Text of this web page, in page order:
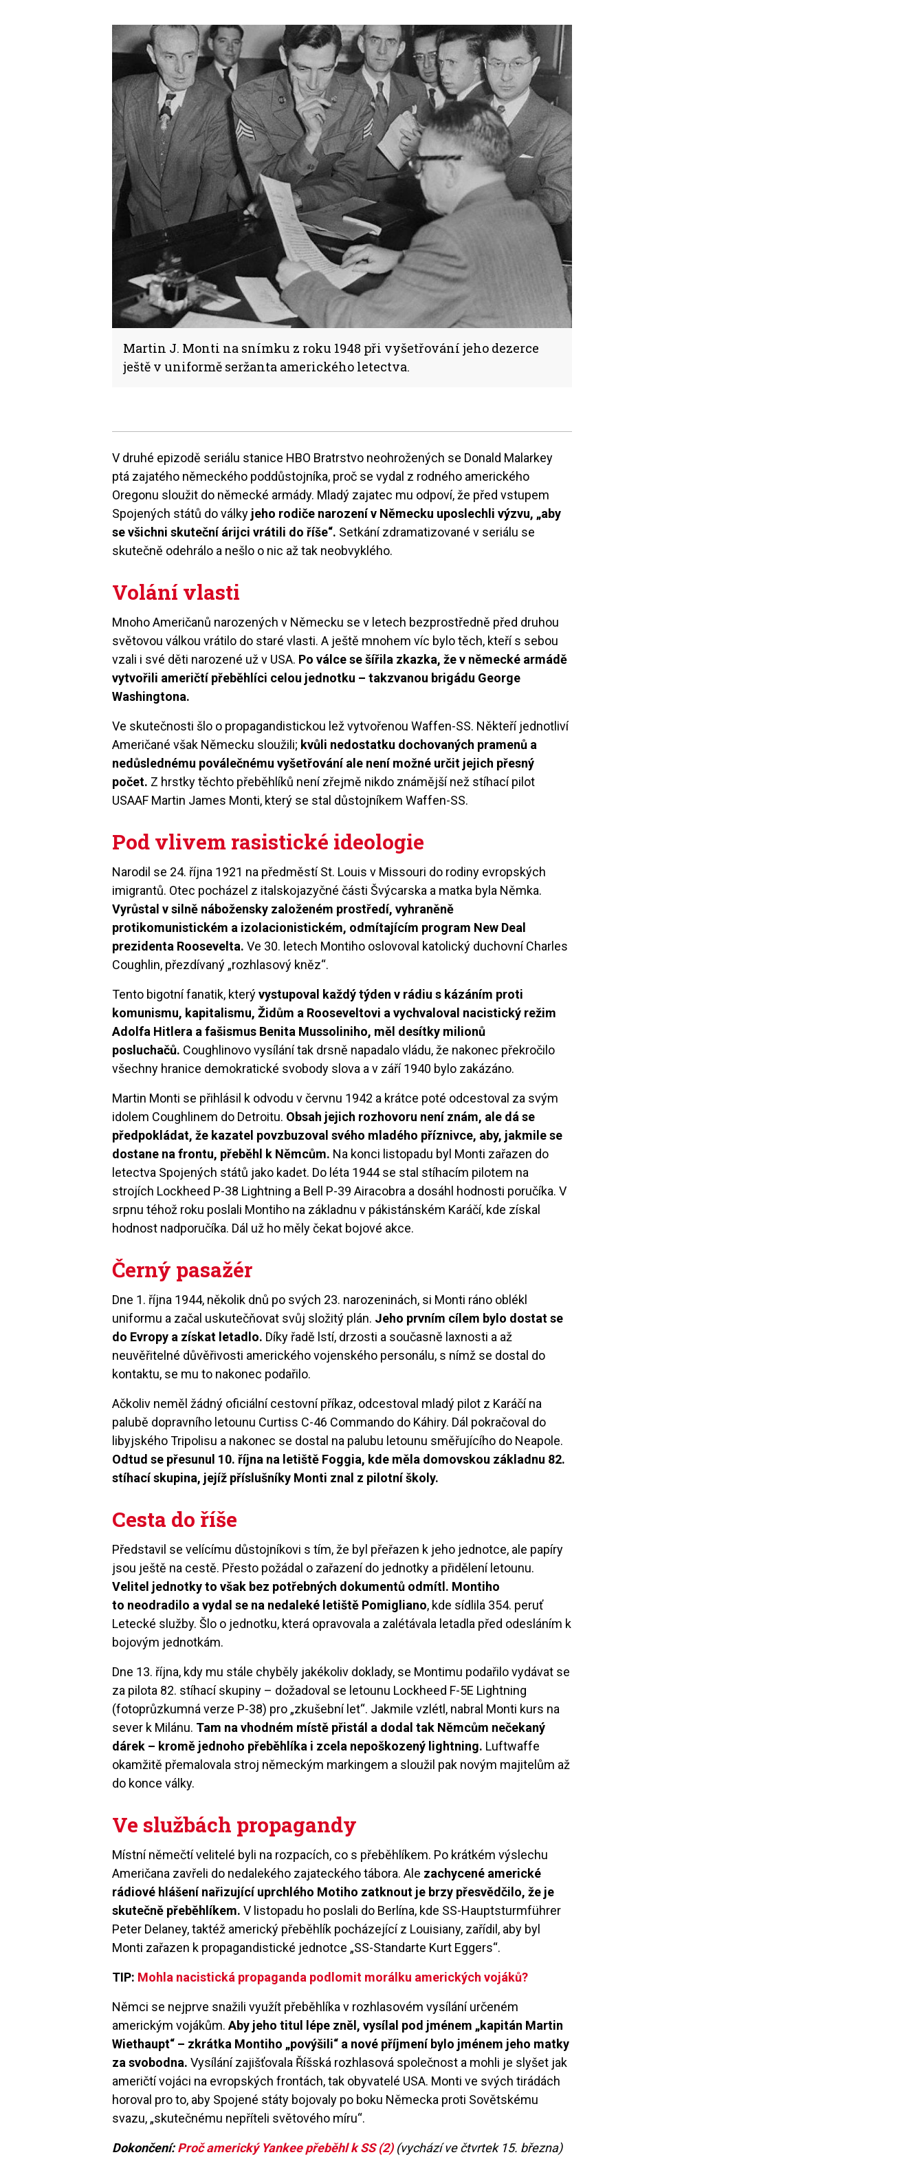
Martin J. Monti na snímku z roku 1948 při vyšetřování jeho dezerce
ještě v uniformě seržanta amerického letectva.
V druhé epizodě seriálu stanice HBO Bratrstvo neohrožených se Donald Malarkey
ptá zajatého německého poddůstojníka, proč se vydal z rodného amerického
Oregonu sloužit do německé armády. Mladý zajatec mu odpoví, že před vstupem
Spojených států do války jeho rodiče narození v Německu uposlechli výzvu, „aby
se všichni skuteční árijci vrátili do říše“. Setkání zdramatizované v seriálu se
skutečně odehrálo a nešlo o nic až tak neobvyklého.
Volání vlasti
Mnoho Američanů narozených v Německu se v letech bezprostředně před druhou
světovou válkou vrátilo do staré vlasti. A ještě mnohem víc bylo těch, kteří s sebou
vzali i své děti narozené už v USA. Po válce se šířila zkazka, že v německé armádě
vytvořili američtí přeběhlíci celou jednotku – takzvanou brigádu George
Washingtona.
Ve skutečnosti šlo o propagandistickou lež vytvořenou Waffen-SS. Někteří jednotliví
Američané však Německu sloužili; kvůli nedostatku dochovaných pramenů a
nedůslednému poválečnému vyšetřování ale není možné určit jejich přesný
počet. Z hrstky těchto přeběhlíků není zřejmě nikdo známější než stíhací pilot
USAAF Martin James Monti, který se stal důstojníkem Waffen-SS.
Pod vlivem rasistické ideologie
Narodil se 24. října 1921 na předměstí St. Louis v Missouri do rodiny evropských
imigrantů. Otec pocházel z italskojazyčné části Švýcarska a matka byla Němka.
Vyrůstal v silně nábožensky založeném prostředí, vyhraněně
protikomunistickém a izolacionistickém, odmítajícím program New Deal
prezidenta Roosevelta. Ve 30. letech Montiho oslovoval katolický duchovní Charles
Coughlin, přezdívaný „rozhlasový kněz“.
Tento bigotní fanatik, kterývystupoval každý týden v rádiu s kázáním proti
komunismu, kapitalismu, Židům a Rooseveltovi a vychvaloval nacistický režim
Adolfa Hitlera a fašismus Benita Mussoliniho, měl desítky milionů
posluchačů. Coughlinovo vysílání tak drsně napadalo vládu, že nakonec překročilo
všechny hranice demokratické svobody slova a v září 1940 bylo zakázáno.
Martin Monti se přihlásil k odvodu v červnu 1942 a krátce poté odcestoval za svým
idolem Coughlinem do Detroitu. Obsah jejich rozhovoru není znám, ale dá se
předpokládat, že kazatel povzbuzoval svého mladého příznivce, aby, jakmile se
dostane na frontu, přeběhl k Němcům. Na konci listopadu byl Monti zařazen do
letectva Spojených států jako kadet. Do léta 1944 se stal stíhacím pilotem na
strojích Lockheed P-38 Lightning a Bell P-39 Airacobra a dosáhl hodnosti poručíka. V
srpnu téhož roku poslali Montiho na základnu v pákistánském Karáčí, kde získal
hodnost nadporučíka. Dál už ho měly čekat bojové akce.
Černý pasažér
Dne 1. října 1944, několik dnů po svých 23. narozeninách, si Monti ráno oblékl
uniformu a začal uskutečňovat svůj složitý plán. Jeho prvním cílem bylo dostat se
do Evropy a získat letadlo. Díky řadě lstí, drzosti a současně laxnosti a až
neuvěřitelné důvěřivosti amerického vojenského personálu, s nímž se dostal do
kontaktu, se mu to nakonec podařilo.
Ačkoliv neměl žádný oficiální cestovní příkaz, odcestoval mladý pilot z Karáčí na
palubě dopravního letounu Curtiss C-46 Commando do Káhiry. Dál pokračoval do
libyjského Tripolisu a nakonec se dostal na palubu letounu směřujícího do Neapole.
Odtud se přesunul 10. října na letiště Foggia, kde měla domovskou základnu 82.
stíhací skupina, jejíž příslušníky Monti znal z pilotní školy.
Cesta do říše
Představil se velícímu důstojníkovi s tím, že byl přeřazen k jeho jednotce, ale papíry
jsou ještě na cestě. Přesto požádal o zařazení do jednotky a přidělení letounu.
Velitel jednotky to však bez potřebných dokumentů odmítl. Montiho
to neodradilo a vydal se na nedaleké letiště Pomigliano, kde sídlila 354. peruť
Letecké služby. Šlo o jednotku, která opravovala a zalétávala letadla před odesláním k
bojovým jednotkám.
Dne 13. října, kdy mu stále chyběly jakékoliv doklady, se Montimu podařilo vydávat se
za pilota 82. stíhací skupiny – dožadoval se letounu Lockheed F-5E Lightning
(fotoprůzkumná verze P-38) pro „zkušební let“. Jakmile vzlétl, nabral Monti kurs na
sever k Milánu. Tam na vhodném místě přistál a dodal tak Němcům nečekaný
dárek – kromě jednoho přeběhlíka i zcela nepoškozený lightning. Luftwaffe
okamžitě přemalovala stroj německým markingem a sloužil pak novým majitelům až
do konce války.
Ve službách propagandy
Místní němečtí velitelé byli na rozpacích, co s přeběhlíkem. Po krátkém výslechu
Američana zavřeli do nedalekého zajateckého tábora. Ale zachycené americké
rádiové hlášení nařizující uprchlého Motiho zatknout je brzy přesvědčilo, že je
skutečně přeběhlíkem. V listopadu ho poslali do Berlína, kde SS-Hauptsturmführer
Peter Delaney, taktéž americký přeběhlík pocházející z Louisiany, zařídil, aby byl
Monti zařazen k propagandistické jednotce „SS-Standarte Kurt Eggers“.
TIP: Mohla nacistická propaganda podlomit morálku amerických vojáků?
Němci se nejprve snažili využít přeběhlíka v rozhlasovém vysílání určeném
americkým vojákům.Aby jeho titul lépe zněl, vysílal pod jménem „kapitán Martin
Wiethaupt“ – zkrátka Montiho „povýšili“ a nové příjmení bylo jménem jeho matky
za svobodna. Vysílání zajišťovala Říšská rozhlasová společnost a mohli je slyšet jak
američtí vojáci na evropských frontách, tak obyvatelé USA. Monti ve svých tirádách
horoval pro to, aby Spojené státy bojovaly po boku Německa proti Sovětskému
svazu, „skutečnému nepříteli světového míru“.
Dokončení:Proč americký Yankee přeběhl k SS (2) (vycházíve čtvrtek 15. března)